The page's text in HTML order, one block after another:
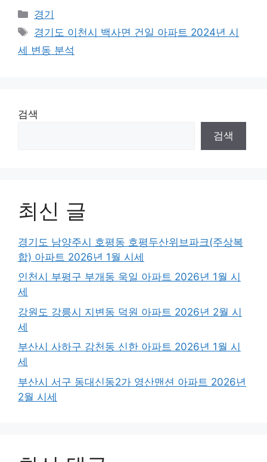
Categories
경기
Tags
경기도 이천시 백사면 건일 아파트 2024년 시
세 변동 분석
검색
검색
최신 글
경기도 남양주시 호평동 호평두산위브파크(주상복
합) 아파트 2026년 1월 시세
인천시 부평구 부개동 욱일 아파트 2026년 1월 시
세
강원도 강릉시 지변동 덕원 아파트 2026년 2월 시
세
부산시 사하구 감천동 신한 아파트 2026년 1월 시
세
부산시 서구 동대신동2가 영산맨션 아파트 2026년
2월 시세